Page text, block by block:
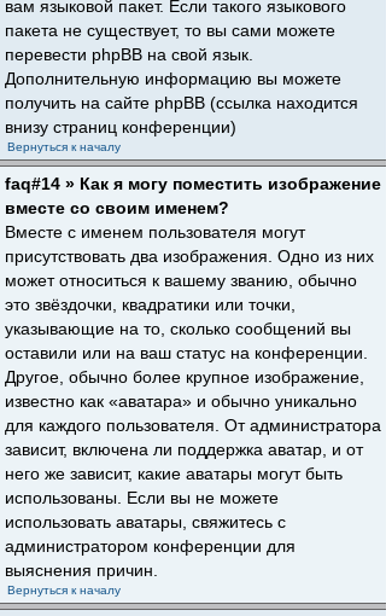
вам языковой пакет. Если такого языкового
пакета не существует, то вы сами можете
перевести phpBB на свой язык.
Дополнительную информацию вы можете
получить на сайте phpBB (ссылка находится
внизу страниц конференции)
Вернуться к началу
faq#14 » Как я могу поместить изображение
вместе со своим именем?
Вместе с именем пользователя могут
присутствовать два изображения. Одно из них
может относиться к вашему званию, обычно
это звёздочки, квадратики или точки,
указывающие на то, сколько сообщений вы
оставили или на ваш статус на конференции.
Другое, обычно более крупное изображение,
известно как «аватара» и обычно уникально
для каждого пользователя. От администратора
зависит, включена ли поддержка аватар, и от
него же зависит, какие аватары могут быть
использованы. Если вы не можете
использовать аватары, свяжитесь с
администратором конференции для
выяснения причин.
Вернуться к началу